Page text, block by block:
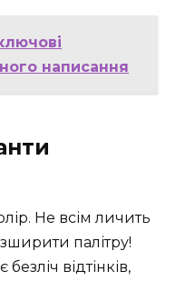
написання
Не всім личить
палітру!
відтінків,